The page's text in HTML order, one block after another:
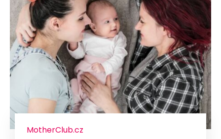
MotherClub.cz